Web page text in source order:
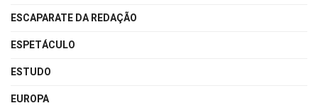
ESCAPARATE DA REDAÇÃO
ESPETÁCULO
ESTUDO
EUROPA